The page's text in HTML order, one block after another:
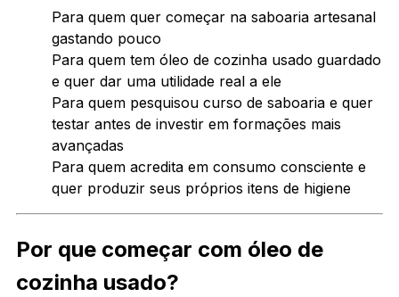
Para quem quer começar na saboaria artesanal
gastando pouco
Para quem tem óleo de cozinha usado guardado
e quer dar uma utilidade real a ele
Para quem pesquisou curso de saboaria e quer
testar antes de investir em formações mais
avançadas
Para quem acredita em consumo consciente e
quer produzir seus próprios itens de higiene
Por que começar com óleo de
cozinha usado?